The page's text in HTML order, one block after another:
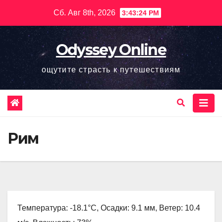
содержимому
Сб. Авг 8th, 2026 3:43:25 PM
Odyssey Online
ощутите страсть к путешествиям
Рим
Температура: -18.1°C, Осадки: 9.1 мм, Ветер: 10.4